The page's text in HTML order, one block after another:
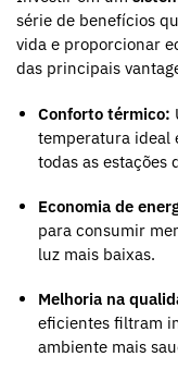
série de benefícios
vida e proporcionar
das principais
Conforto térmico:
temperatura ideal
todas as estações
Economia de
para consumir
luz mais baixas.
Melhoria na
eficientes filtram
ambiente mais